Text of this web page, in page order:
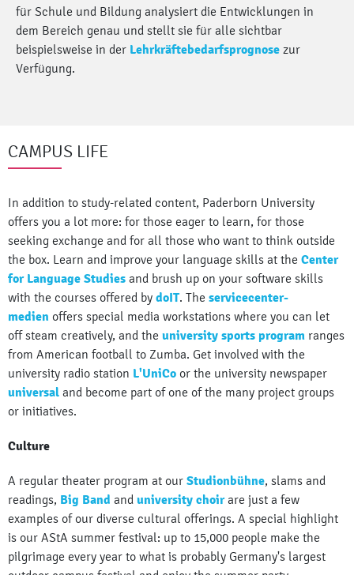
für Schule und Bildung analysiert die Entwicklungen in
dem Bereich genau und stellt sie für alle sichtbar
beispielsweise in der Lehrkräftebedarfsprognose zur
Verfügung.
CAMPUS LIFE
In addition to study-related content, Paderborn University
offers you a lot more: for those eager to learn, for those
seeking exchange and for all those who want to think outside
the box. Learn and improve your language skills at the Center
for Language Studies and brush up on your software skills
with the courses offered by doIT. The servicecenter-
medien offers special media workstations where you can let
off steam creatively, and the university sports program ranges
from American football to Zumba. Get involved with the
university radio station L'UniCo or the university newspaper
universal and become part of one of the many project groups
or initiatives.
Culture
A regular theater program at our Studionbühne, slams and
readings, Big Band and university choirare just a few
examples of our diverse cultural offerings. A special highlight
is our AStA summer festival: up to 15,000 people make the
pilgrimage every year to what is probably Germany's largest